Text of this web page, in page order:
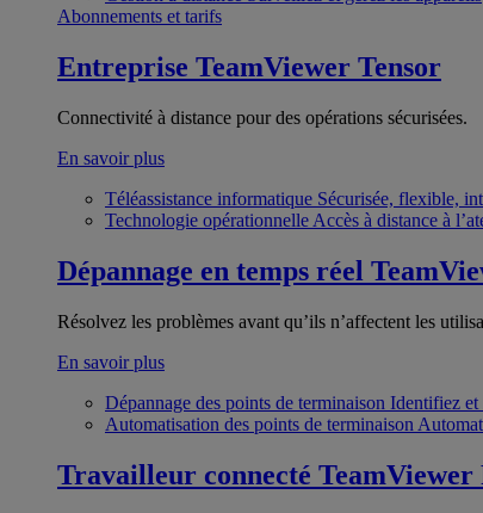
Abonnements et tarifs
Entreprise TeamViewer Tensor
Connectivité à distance pour des opérations sécurisées.
En savoir plus
Téléassistance informatique Sécurisée, flexible,
Technologie opérationnelle Accès à distance à
Dépannage en temps réel
Résolvez les problèmes avant qu’ils n’affectent les
En savoir plus
Dépannage des points de terminaison Identifiez et
Automatisation des points de terminaison
Travailleur connecté